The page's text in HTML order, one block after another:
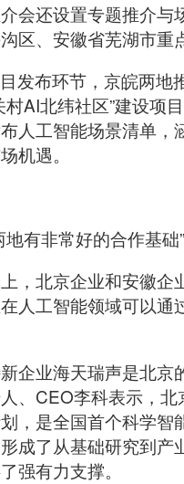
会还设置专题推介与
区、安徽省芜湖市重
发布环节，京皖两地
村AI北纬社区”建设项
人工智能场景清单
机遇。
地有非常好的合作基础”
，北京企业和安徽企
人工智能领域可以
企业海天瑞声是北京
、CEO李科表示，
，是全国首个科学
成了从基础研究到
强有力支撑。